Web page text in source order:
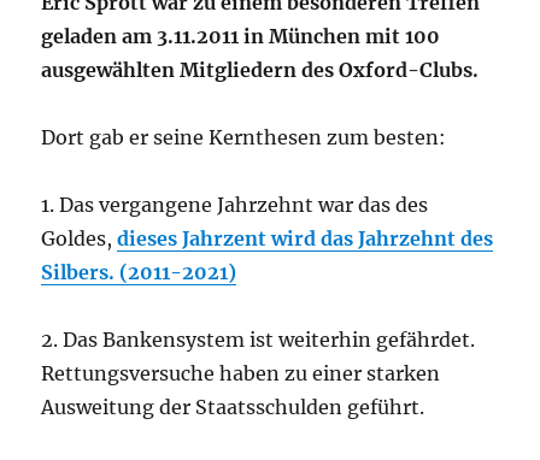
geladen am 3.11.2011 in München mit 100
ausgewählten Mitgliedern des Oxford-Clubs.
Dort gab er seine Kernthesen zum besten:
1. Das vergangene Jahrzehnt war das des
Goldes,dieses Jahrzent wird das Jahrzehnt des
Silbers. (2011-2021)
2. Das Bankensystem ist weiterhin gefährdet.
Rettungsversuche haben zu einer starken
Ausweitung der Staatsschulden geführt.